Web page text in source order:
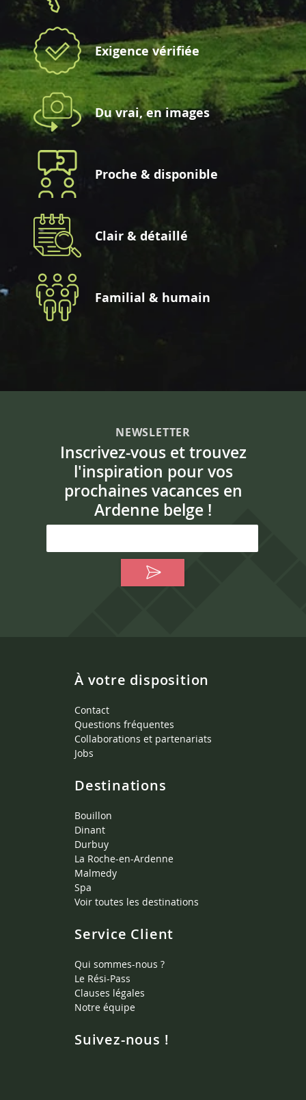
Exigence vérifiée
Du vrai, en images
Proche & disponible
Clair & détaillé
Familial & humain
NEWSLETTER
Inscrivez-vous et trouvez
l'inspiration pour vos
prochaines vacances en
Ardenne belge !
À votre disposition
Contact
Questions fréquentes
Collaborations et partenariats
Jobs
Destinations
Bouillon
Dinant
Durbuy
La Roche-en-Ardenne
Malmedy
Spa
Voir toutes les destinations
Service Client
Qui sommes-nous ?
Le Rési-Pass
Clauses légales
Notre équipe
Suivez-nous !